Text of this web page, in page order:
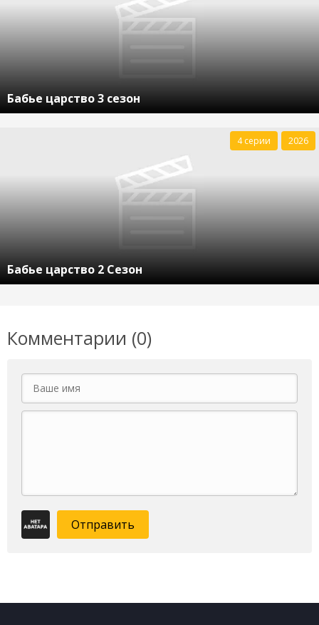
Бабье царство 3 сезон
Бабье царство 2 Сезон
4 серии 2026
Комментарии (0)
Отправить